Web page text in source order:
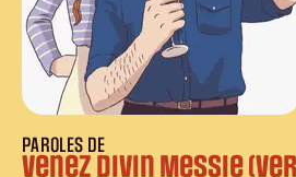
PAROLES DE
Venez divin Messie